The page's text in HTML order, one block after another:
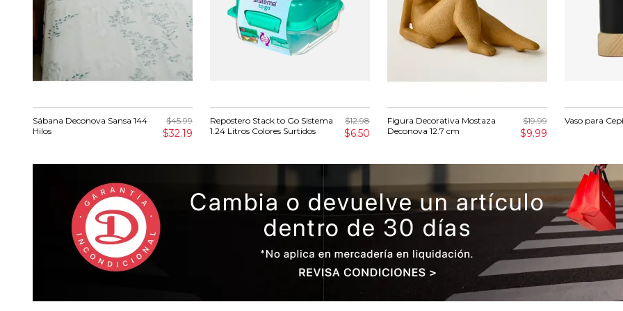
Sábana Deconova Sansa 144
Hilos
$45.99
$32.19
Repostero Stack to Go Sistema
1.24 Litros Colores Surtidos
$12.98
$6.50
Figura Decorativa Mostaza
Deconova 12.7 cm
$19.99
$9.99
Vaso para